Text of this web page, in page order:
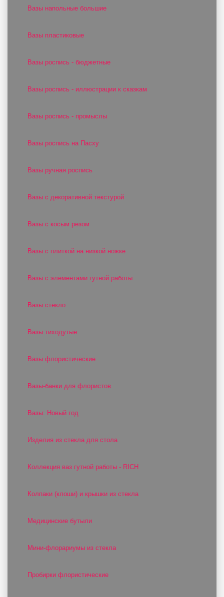
Вазы напольные большие
Вазы пластиковые
Вазы роспись - бюджетные
Вазы роспись - иллюстрации к сказкам
Вазы роспись - промыслы
Вазы роспись на Пасху
Вазы ручная роспись
Вазы с декоративной текстурой
Вазы с косым резом
Вазы с плиткой на низкой ножке
Вазы с элементами гутной работы
Вазы стекло
Вазы тиходутые
Вазы флористические
Вазы-банки для флористов
Вазы: Новый год
Изделия из стекла для стола
Коллекция ваз гутной работы - RICH
Колпаки (клоши) и крышки из стекла
Медицинские бутыли
Мини-флорариумы из стекла
Пробирки флористические